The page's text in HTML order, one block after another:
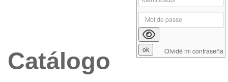
Catálogo Olvidé mi contraseña